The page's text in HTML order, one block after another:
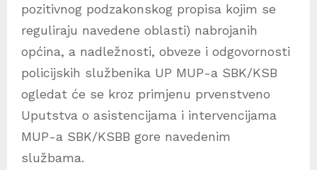
pozitivnog podzakonskog propisa kojim se
reguliraju navedene oblasti) nabrojanih
općina, a nadležnosti, obveze i odgovornosti
policijskih službenika UP MUP-a SBK/KSB
ogledat će se kroz primjenu prvenstveno
Uputstva o asistencijama i intervencijama
MUP-a SBK/KSBB gore navedenim
službama.